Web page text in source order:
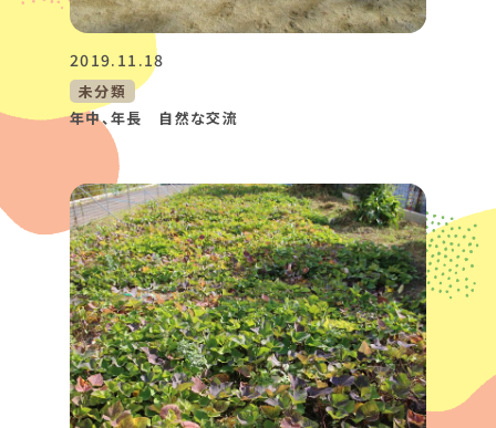
2019.11.18
未分類
年中、年長 自然な交流